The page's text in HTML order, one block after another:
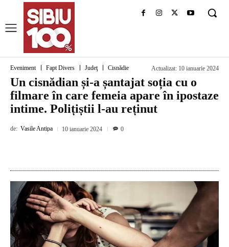
Eveniment Fapt Divers Judeţ Cisnădie Actualizat: 10 ianuarie 2024
Un cisnădian și-a șantajat soția cu o
filmare în care femeia apare în ipostaze
intime. Polițiștii l-au reținut
de: Vasile Antipa 10 ianuarie 2024 0